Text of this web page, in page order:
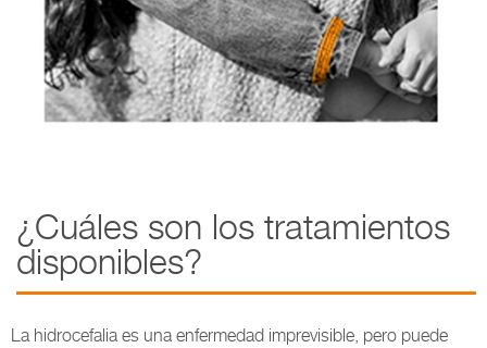
¿Cuáles son los tratamientos
disponibles?
La hidrocefalia es una enfermedad imprevisible, pero puede